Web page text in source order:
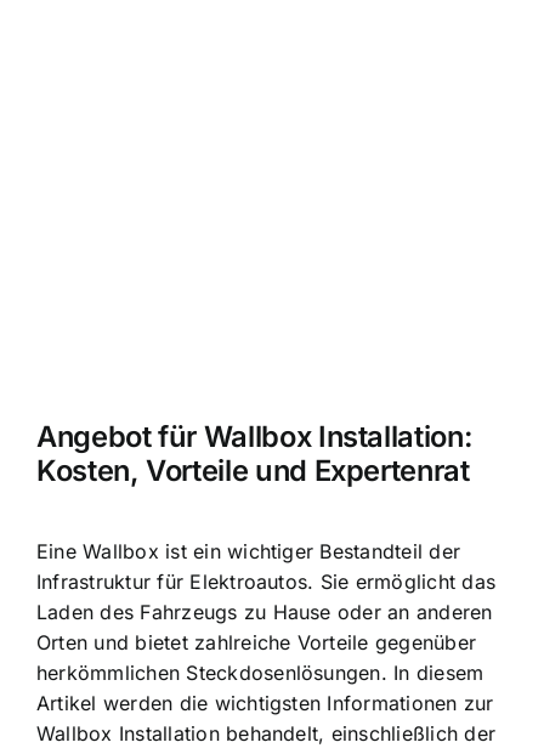
Angebot für Wallbox Installation:
Kosten, Vorteile und Expertenrat
EineWallbox ist ein wichtiger Bestandteil der
Infrastruktur für Elektroautos. Sie ermöglicht das
Laden des Fahrzeugs zu Hause oder an anderen
Orten und bietet zahlreiche Vorteile gegenüber
herkömmlichen Steckdosenlösungen. In diesem
Artikel werden die wichtigsten Informationen zur
Wallbox Installation behandelt, einschließlich der